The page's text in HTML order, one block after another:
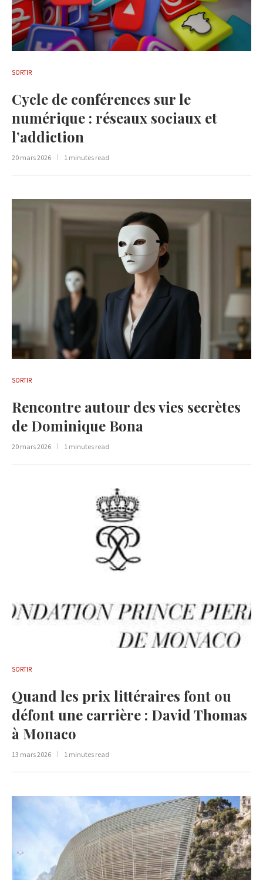
SORTIR
Cycle de conférences sur le
numérique : réseaux sociaux et
l’addiction
20 mars 2026 1 minutes read
SORTIR
Rencontre autour des vies secrètes
de Dominique Bona
20 mars 2026 1 minutes read
SORTIR
Quand les prix littéraires font ou
défont une carrière : David Thomas
à Monaco
13 mars 2026 1 minutes read